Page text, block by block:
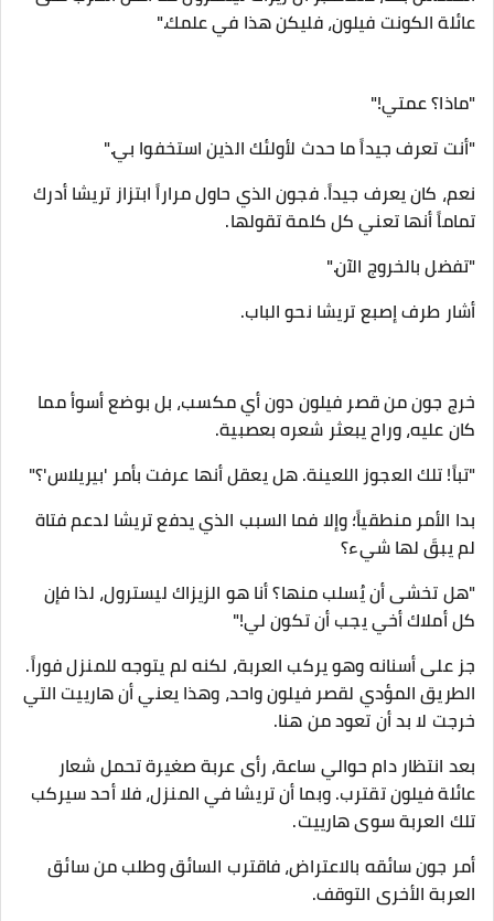
عائلة الكونت فيلون، فليكن هذا في علمك."
"ماذا؟ عمتي!"
"أنت تعرف جيداً ما حدث لأولئك الذين استخفوا بي."
​نعم، كان يعرف جيداً. فجون الذي حاول مراراً ابتزاز تريشا أدرك
تماماً أنها تعني كل كلمة تقولها.
​"تفضل بالخروج الآن."
أشار طرف إصبع تريشا نحو الباب.
​خرج جون من قصر فيلون دون أي مكسب، بل بوضع أسوأ مما
كان عليه، وراح يبعثر شعره بعصبية.
​"تباً! تلك العجوز اللعينة. هل يعقل أنها عرفت بأمر 'بيريلاس'؟"
​بدا الأمر منطقياً؛ وإلا فما السبب الذي يدفع تريشا لدعم فتاة
لم يبقَ لها شيء؟
​"هل تخشى أن يُسلب منها؟ أنا هو الزيزاك ليسترول، لذا فإن
كل أملاك أخي يجب أن تكون لي!"
​جز على أسنانه وهو يركب العربة، لكنه لم يتوجه للمنزل فوراً.
الطريق المؤدي لقصر فيلون واحد، وهذا يعني أن هارييت التي
خرجت لا بد أن تعود من هنا.
بعد انتظار دام حوالي ساعة، رأى عربة صغيرة تحمل شعار
عائلة فيلون تقترب. وبما أن تريشا في المنزل، فلا أحد سيركب
تلك العربة سوى هارييت.
أمر جون سائقه بالاعتراض، فاقترب السائق وطلب من سائق
العربة الأخرى التوقف.